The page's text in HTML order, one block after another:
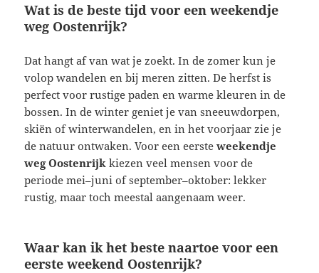
Wat is de beste tijd voor een weekendje
weg Oostenrijk?
Dat hangt af van wat je zoekt. In de zomer kun je
volop wandelen en bij meren zitten. De herfst is
perfect voor rustige paden en warme kleuren in de
bossen. In de winter geniet je van sneeuwdorpen,
skiën of winterwandelen, en in het voorjaar zie je
de natuur ontwaken. Voor een eersteweekendje
weg Oostenrijk kiezen veel mensen voor de
periode mei–juni of september–oktober: lekker
rustig, maar toch meestal aangenaam weer.
Waar kan ik het beste naartoe voor een
eerste weekend Oostenrijk?